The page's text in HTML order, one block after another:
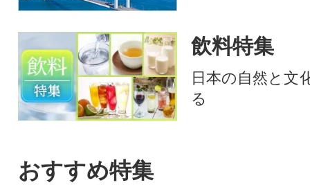
飲料特集
日本の自然と文
る
おすすめ特集